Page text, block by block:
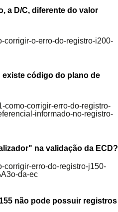
a D/C, diferente do valor
corrigir-o-erro-do-registro-i200-
código do plano de
como-corrigir-erro-do-registro-
informado-no-registro-
na validação da ECD?
corrigir-erro-do-registro-j150-
da-ec
não pode possuir registros